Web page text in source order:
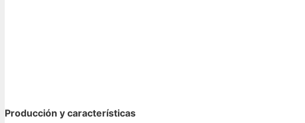
Producción y características